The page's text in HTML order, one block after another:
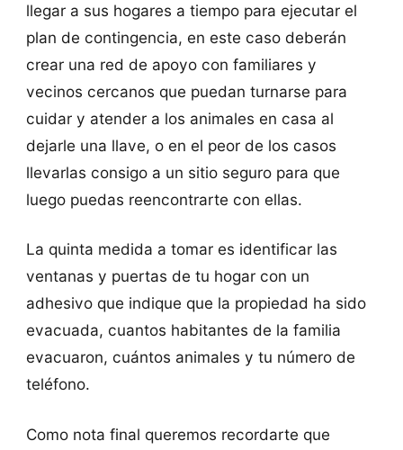
llegar a sus hogares a tiempo para ejecutar el
plan de contingencia, en este caso deberán
crear una red de apoyo con familiares y
vecinos cercanos que puedan turnarse para
cuidar y atender a los animales en casa al
dejarle una llave, o en el peor de los casos
llevarlas consigo a un sitio seguro para que
luego puedas reencontrarte con ellas.
La quinta medida a tomar es identificar las
ventanas y puertas de tu hogar con un
adhesivo que indique que la propiedad ha sido
evacuada, cuantos habitantes de la familia
evacuaron, cuántos animales y tu número de
teléfono.
Como nota final queremos recordarte que